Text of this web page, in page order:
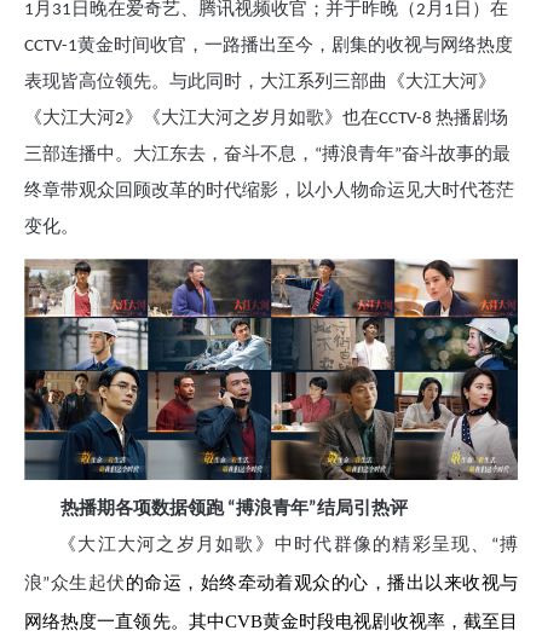
1月31日晚在爱奇艺、腾讯视频收官；并于昨晚（2月1日）在
CCTV-1黄金时间收官，一路播出至今，剧集的收视与网络热度
表现皆高位领先。与此同时，大江系列三部曲《大江大河》
《大江大河2》《大江大河之岁月如歌》也在CCTV-8 热播剧场
三部连播中。大江东去，奋斗不息，“搏浪青年”奋斗故事的最
终章带观众回顾改革的时代缩影，以小人物命运见大时代苍茫
变化。
热播期各项数据领跑 “搏浪青年”结局引热评
《大江大河之岁月如歌》中时代群像的精彩呈现、“搏
浪”众生起伏的命运，始终牵动着观众的心，播出以来收视与
网络热度一直领先。其中CVB黄金时段电视剧收视率，截至目